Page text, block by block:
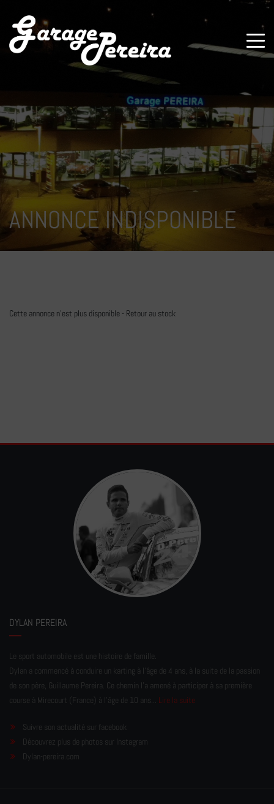
ANNONCE INDISPONIBLE
Cette annonce n'est plus disponible - Retour au stock
DYLAN PEREIRA
Le sport automobile est une histoire de famille.
Dylan a commencé à conduire un karting à l’âge de 4 ans, à la suite de la passion
de son père, Guillaume Pereira. Ce chemin l'a amené à participer à sa première
course à Mirecourt (France) à l'âge de 10 ans... Lire la suite
Suivre son actualité sur facebook
Découvrez plus de photos sur Instagram
Dylan-pereira.com
Paramètres avancés des cookies